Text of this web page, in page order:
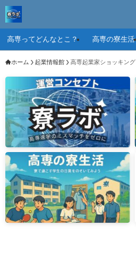
高専ってどんなとこ？ 高専の寮生活
ホーム 起業情報館 高専起業家ショッキング